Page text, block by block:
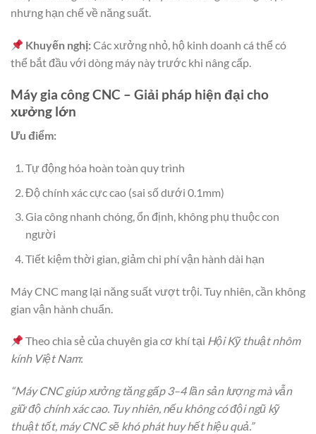
nhưng hạn chế về năng suất.
Khuyến nghị:Các xưởng nhỏ, hộ kinh doanh cá thể có
thể bắt đầu với dòng máy này trước khi nâng cấp.
Máy gia công CNC – Giải pháp hiện đại cho
xưởng lớn
Ưu điểm:
Tự động hóa hoàn toàn quy trình
Độ chính xác cực cao (sai số dưới 0.1mm)
Gia công nhanh chóng, ổn định, không phụ thuộc con
người
Tiết kiệm thời gian, giảm chi phí vận hành dài hạn
Máy CNC mang lại năng suất vượt trội. Tuy nhiên, cần không
gian vận hành chuẩn.
Theo chia sẻ của chuyên gia cơ khí tại Hội Kỹ thuật nhôm
kính Việt Nam:
“Máy CNC giúp xưởng tăng gấp 3–4 lần sản lượng mà vẫn
giữ độ chính xác cao. Tuy nhiên, nếu không có đội ngũ kỹ
thuật tốt, máy CNC sẽ khó phát huy hết hiệu quả.”